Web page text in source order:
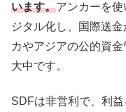
います。アンカーを
ジタル化し、国際送
カやアジアの公的資
大中です。
SDFは非営利で、利